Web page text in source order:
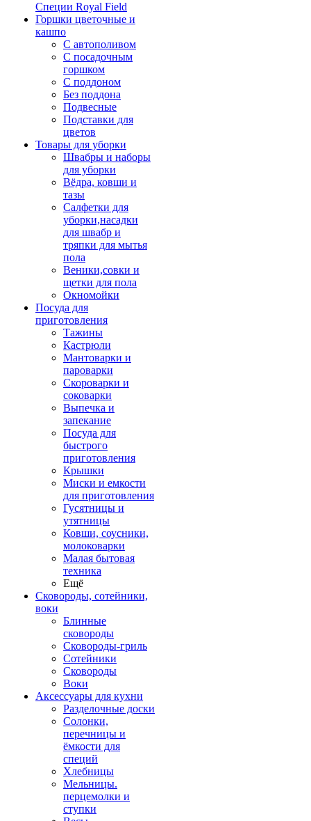
Специи Royal Field
Горшки цветочные и
кашпо
С автополивом
С посадочным
горшком
С поддоном
Без поддона
Подвесные
Подставки для
цветов
Товары для уборки
Швабры и наборы
для уборки
Вёдра, ковши и
тазы
Салфетки для
уборки,насадки
для швабр и
тряпки для мытья
пола
Веники,совки и
щетки для пола
Окномойки
Посуда для
приготовления
Тажины
Кастрюли
Мантоварки и
пароварки
Скороварки и
соковарки
Выпечка и
запекание
Посуда для
быстрого
приготовления
Крышки
Миски и емкости
для приготовления
Гусятницы и
утятницы
Ковши, соусники,
молоковарки
Малая бытовая
техника
Ещё
Сковороды, сотейники,
воки
Блинные
сковороды
Сковороды-гриль
Сотейники
Сковороды
Воки
Аксессуары для кухни
Разделочные доски
Солонки,
перечницы и
ёмкости для
специй
Хлебницы
Мельницы.
перцемолки и
ступки